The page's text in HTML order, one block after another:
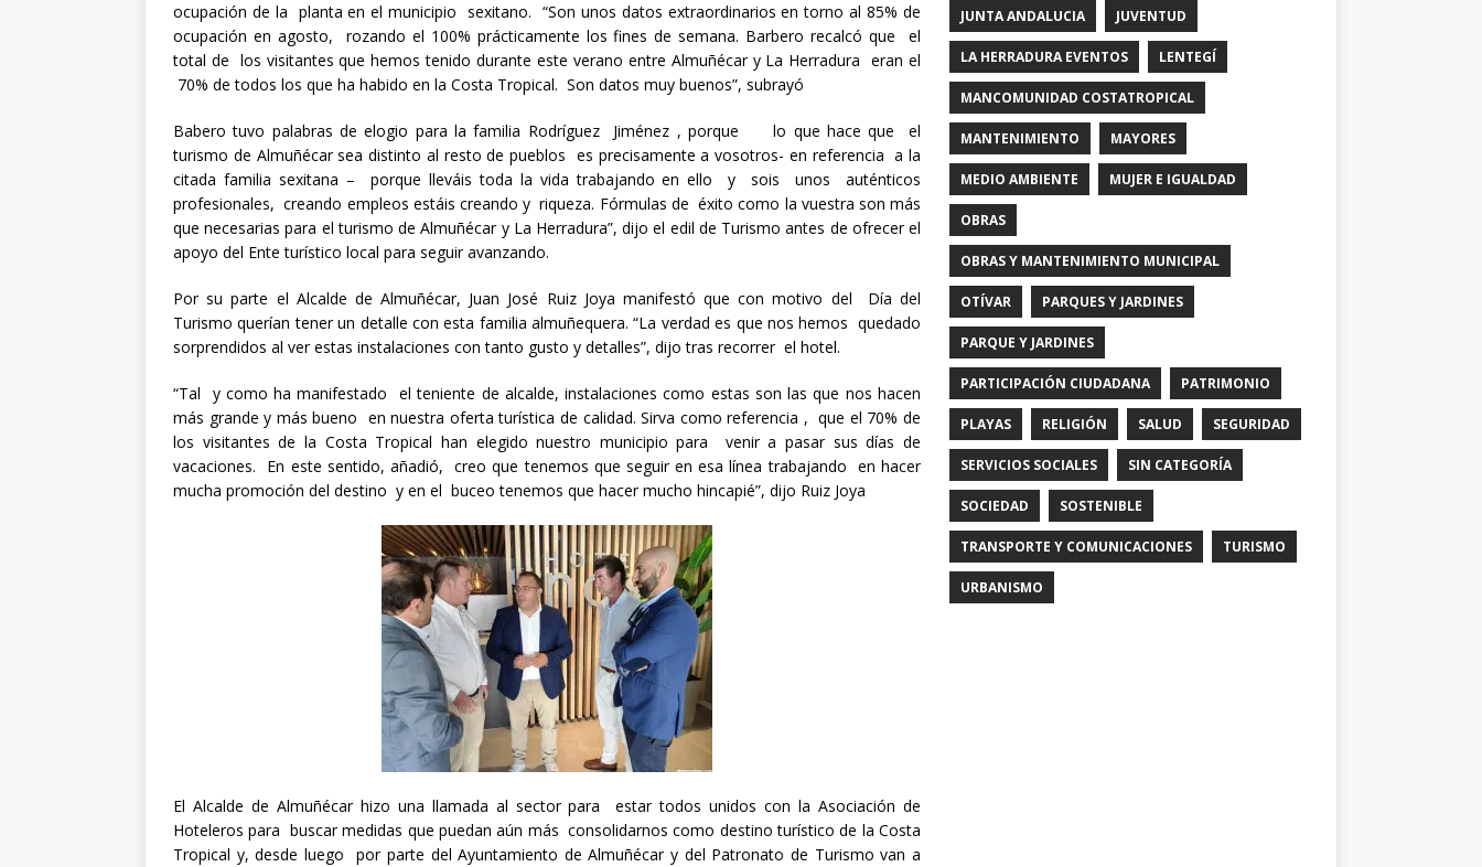
ocupación de la planta en el municipio sexitano. “Son unos datos extraordinarios en torno al 85% de
ocupación en agosto, rozando el 100% prácticamente los fines de semana. Barbero recalcó que el
total de los visitantes que hemos tenido durante este verano entre Almuñécar y La Herradura eran el
70% de todos los que ha habido en la Costa Tropical. Son datos muy buenos”, subrayó
Babero tuvo palabras de elogio para la familia Rodríguez Jiménez , porque lo que hace que el
turismo de Almuñécar sea distinto al resto de pueblos es precisamente a vosotros- en referencia a la
citada familia sexitana – porque lleváis toda la vida trabajando en ello y sois unos auténticos
profesionales, creando empleos estáis creando y riqueza. Fórmulas de éxito como la vuestra son más
que necesarias para el turismo de Almuñécar y La Herradura”, dijo el edil de Turismo antes de ofrecer el
apoyo del Ente turístico local para seguir avanzando.
Por su parte el Alcalde de Almuñécar, Juan José Ruiz Joya manifestó que con motivo del Día del
Turismo querían tener un detalle con esta familia almuñequera. “La verdad es que nos hemos quedado
sorprendidos al ver estas instalaciones con tanto gusto y detalles”, dijo tras recorrer el hotel.
“Tal y como ha manifestado el teniente de alcalde, instalaciones como estas son las que nos hacen
más grande y más bueno en nuestra oferta turística de calidad. Sirva como referencia , que el 70% de
los visitantes de la Costa Tropical han elegido nuestro municipio para venir a pasar sus días de
vacaciones. En este sentido, añadió, creo que tenemos que seguir en esa línea trabajando en hacer
mucha promoción del destino y en el buceo tenemos que hacer mucho hincapié”, dijo Ruiz Joya
El Alcalde de Almuñécar hizo una llamada al sector para estar todos unidos con la Asociación de
Hoteleros para buscar medidas que puedan aún más consolidarnos como destino turístico de la Costa
Tropical y, desde luego por parte del Ayuntamiento de Almuñécar y del Patronato de Turismo van a
JUNTA ANDALUCIA JUVENTUD
LA HERRADURA EVENTOS LENTEGÍ
MANCOMUNIDAD COSTATROPICAL
MANTENIMIENTO MAYORES
MEDIO AMBIENTE MUJER E IGUALDAD
OBRAS
OBRAS Y MANTENIMIENTO MUNICIPAL
OTÍVAR PARQUES Y JARDINES
PARQUE Y JARDINES
PARTICIPACIÓN CIUDADANA PATRIMONIO
PLAYAS RELIGIÓN SALUD SEGURIDAD
SERVICIOS SOCIALES SIN CATEGORÍA
SOCIEDAD SOSTENIBLE
TRANSPORTE Y COMUNICACIONES TURISMO
URBANISMO